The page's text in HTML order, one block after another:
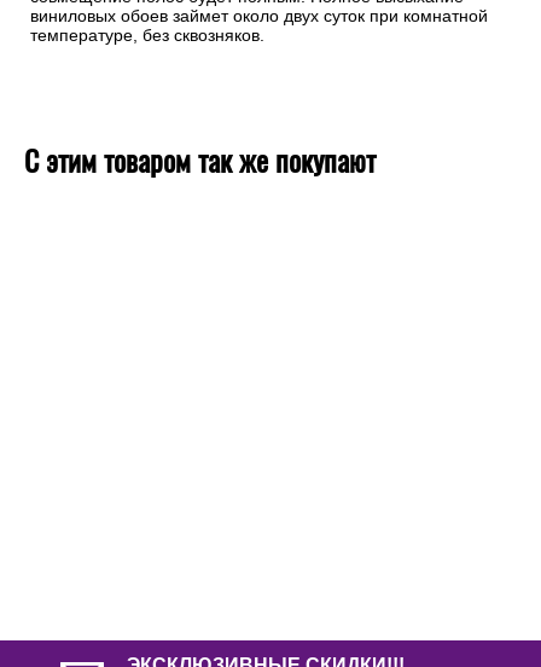
виниловых обоев займет около двух суток при комнатной
температуре, без сквозняков.
С этим товаром так же покупают